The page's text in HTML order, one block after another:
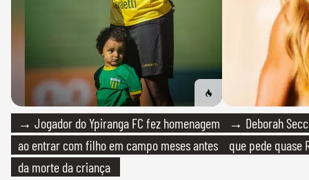
→ Jogador do Ypiranga FC fez homenagem
ao entrar com filho em campo meses antes
da morte da criança
→ Deborah
que pede quase